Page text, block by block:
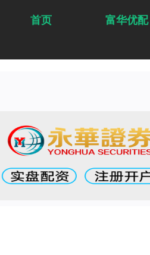
首页 富华优配